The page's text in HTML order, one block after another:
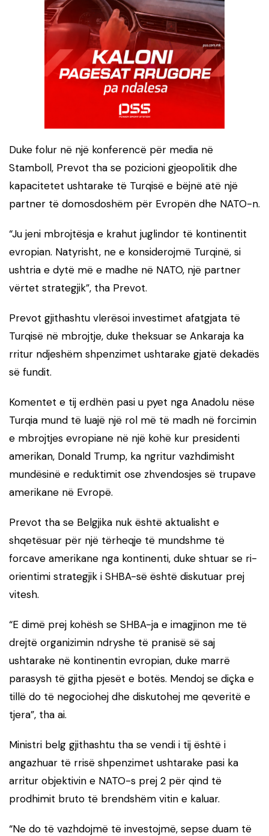
Duke folur në një konferencë për media në
Stamboll, Prevot tha se pozicioni gjeopolitik dhe
kapacitetet ushtarake të Turqisë e bëjnë atë një
partner të domosdoshëm për Evropën dhe NATO-n.
“Ju jeni mbrojtësja e krahut juglindor të kontinentit
evropian. Natyrisht, ne e konsiderojmë Turqinë, si
ushtria e dytë më e madhe në NATO, një partner
vërtet strategjik”, tha Prevot.
Prevot gjithashtu vlerësoi investimet afatgjata të
Turqisë në mbrojtje, duke theksuar se Ankaraja ka
rritur ndjeshëm shpenzimet ushtarake gjatë dekadës
së fundit.
Komentet e tij erdhën pasi u pyet nga Anadolu nëse
Turqia mund të luajë një rol më të madh në forcimin
e mbrojtjes evropiane në një kohë kur presidenti
amerikan, Donald Trump, ka ngritur vazhdimisht
mundësinë e reduktimit ose zhvendosjes së trupave
amerikane në Evropë.
Prevot tha se Belgjika nuk është aktualisht e
shqetësuar për një tërheqje të mundshme të
forcave amerikane nga kontinenti, duke shtuar se ri-
orientimi strategjik i SHBA-së është diskutuar prej
vitesh.
“E dimë prej kohësh se SHBA-ja e imagjinon me të
drejtë organizimin ndryshe të pranisë së saj
ushtarake në kontinentin evropian, duke marrë
parasysh të gjitha pjesët e botës. Mendoj se diçka e
tillë do të negociohej dhe diskutohej me qeveritë e
tjera”, tha ai.
Ministri belg gjithashtu tha se vendi i tij është i
angazhuar të rrisë shpenzimet ushtarake pasi ka
arritur objektivin e NATO-s prej 2 për qind të
prodhimit bruto të brendshëm vitin e kaluar.
“Ne do të vazhdojmë të investojmë, sepse duam të